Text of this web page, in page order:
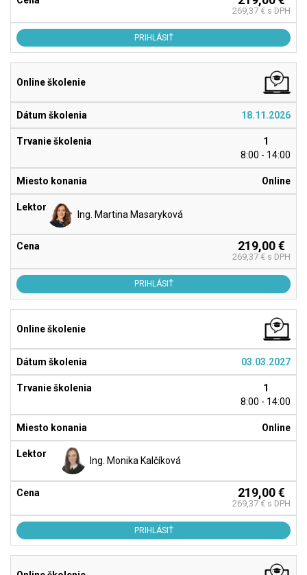
269,37 € s DPH
PRIHLÁSIŤ
18.11.2026
1
8:00 - 14:00
Online
Ing. Martina Masaryková
219,00 €
269,37 € s DPH
PRIHLÁSIŤ
03.03.2027
1
8:00 - 14:00
Online
Ing. Monika Kalčíková
219,00 €
269,37 € s DPH
PRIHLÁSIŤ